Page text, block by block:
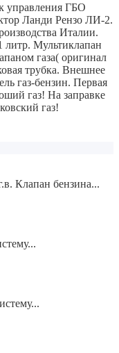
управления ГБО
Ланди Рензо ЛИ-2.
Италии.
литр. Мультиклапан
газа( оригинал
трубка. Внешнее
газ-бензин. Первая
газ! На заправке
газ!
Клапан бензина...